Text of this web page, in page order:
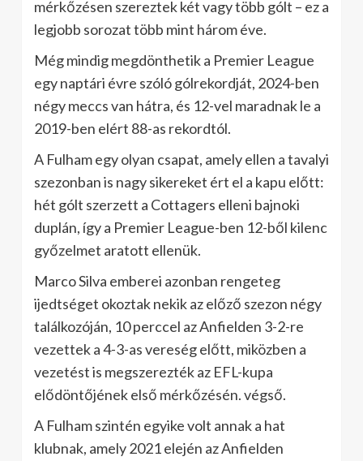
mérkőzésen szereztek két vagy több gólt – ez a
legjobb sorozat több mint három éve.
Még mindig megdönthetik a Premier League
egy naptári évre szóló gólrekordját, 2024-ben
négy meccs van hátra, és 12-vel maradnak le a
2019-ben elért 88-as rekordtól.
A Fulham egy olyan csapat, amely ellen a tavalyi
szezonban is nagy sikereket ért el a kapu előtt:
hét gólt szerzett a Cottagers elleni bajnoki
duplán, így a Premier League-ben 12-ből kilenc
győzelmet aratott ellenük.
Marco Silva emberei azonban rengeteg
ijedtséget okoztak nekik az előző szezon négy
találkozóján, 10 perccel az Anfielden 3-2-re
vezettek a 4-3-as vereség előtt, miközben a
vezetést is megszerezték az EFL-kupa
elődöntőjének első mérkőzésén. végső.
A Fulham szintén egyike volt annak a hat
klubnak, amely 2021 elején az Anfielden